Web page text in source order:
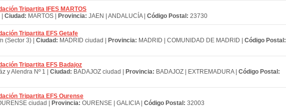
Tripartita IFES MARTOS
Ciudad: MARTOS | Provincia: JAEN | ANDALUCÍA | Código Postal: 23730
Tripartita EFS Getafe
(Sector 3) | Ciudad: MADRID ciudad | Provincia: MADRID | COMUNIDAD DE MADRID | Código Postal:
Tripartita EFS Badajoz
y Alendra Nº 1 | Ciudad: BADAJOZ ciudad | Provincia: BADAJOZ | EXTREMADURA | Código Postal:
Tripartita EFS Ourense
ciudad | Provincia: OURENSE | GALICIA | Código Postal: 32003